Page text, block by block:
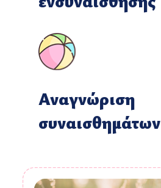
Αναγνώριση
συναισθημάτων